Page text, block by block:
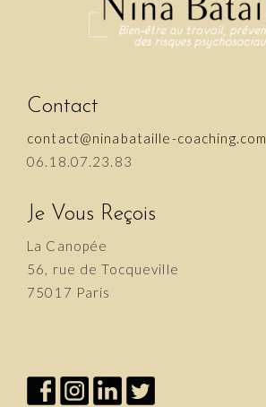
Contact
contact@ninabataille-coaching.com
06.18.07.23.83
Je Vous Reçois
La Canopée
56, rue de Tocqueville
75017 Paris